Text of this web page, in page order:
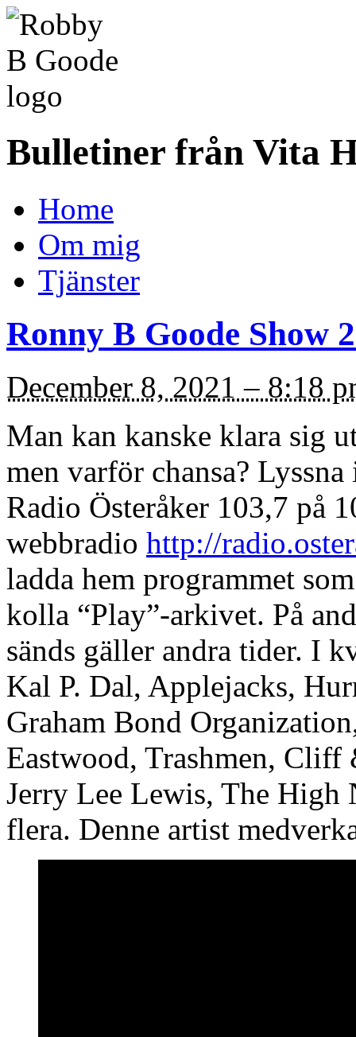
Bulletiner från Vita
Home
Om mig
Tjänster
Ronny B Goode Show
December 8, 2021 – 8:18
Man kan kanske klara sig
men varför chansa?
Radio Österåker 103,7 på
webbradio http://
ladda hem programmet
kolla “Play”-arkivet. På
sänds gäller andra tider. I
Kal P. Dal, Applejacks,
Graham Bond
Eastwood, Trashmen,
Jerry Lee Lewis, The High
flera. Denne artist